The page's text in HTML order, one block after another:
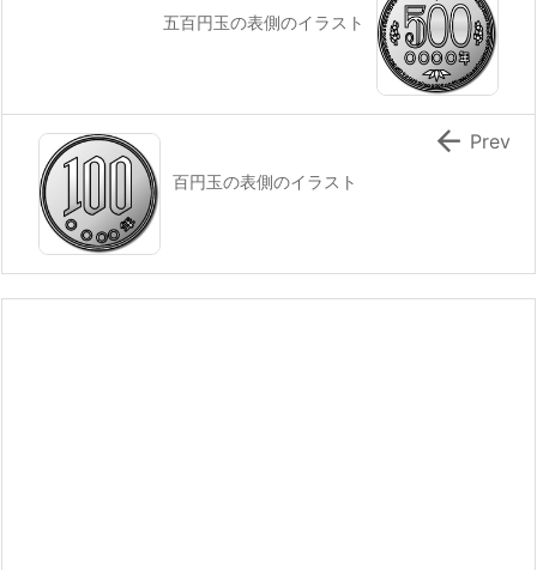
五百円玉の表側のイラスト
百円玉の表側のイラスト
 Prev